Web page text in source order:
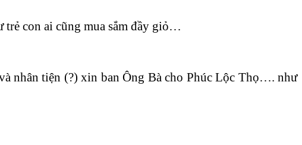
con ai cũng mua sắm đầy giỏ…
nhân tiện (?) xin ban Ông Bà cho Phúc Lộc Thọ…. như